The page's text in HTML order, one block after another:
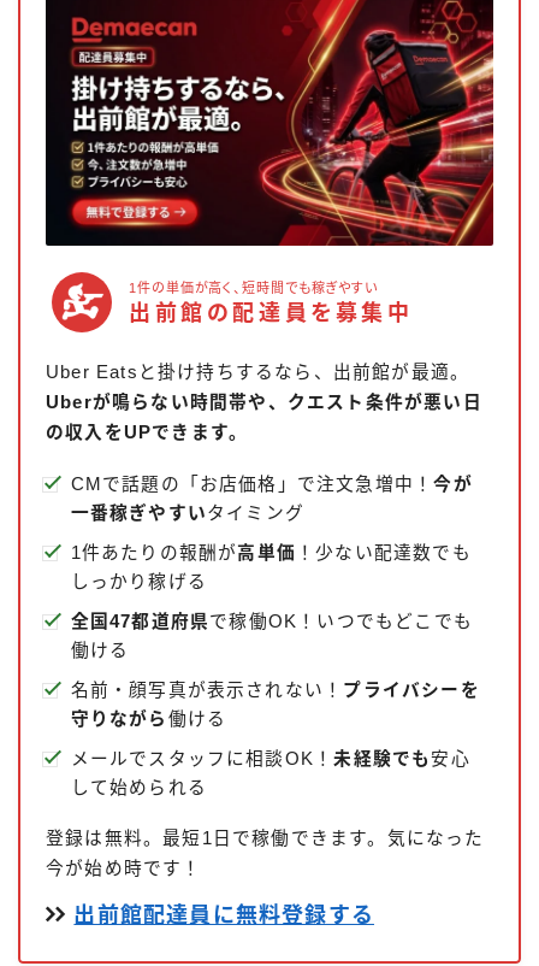
1件の単価が高く、短時間でも稼ぎやすい
出前館の配達員を募集中
Uber Eatsと掛け持ちするなら、出前館が最適。
Uberが鳴らない時間帯や、クエスト条件が悪い日
の収入をUPできます。
CMで話題の「お店価格」で注文急増中！今が
一番稼ぎやすいタイミング
1件あたりの報酬が高単価 ！少ない配達数でも
しっかり稼げる
全国47都道府県で稼働OK！いつでもどこでも
働ける
名前・顔写真が表示されない！ プライバシーを
守りながら 働ける
メールでスタッフに相談OK！未経験でも安心
して始められる
登録は無料。最短1日で稼働できます。気になった
今が始め時です！
出前館配達員に無料登録する